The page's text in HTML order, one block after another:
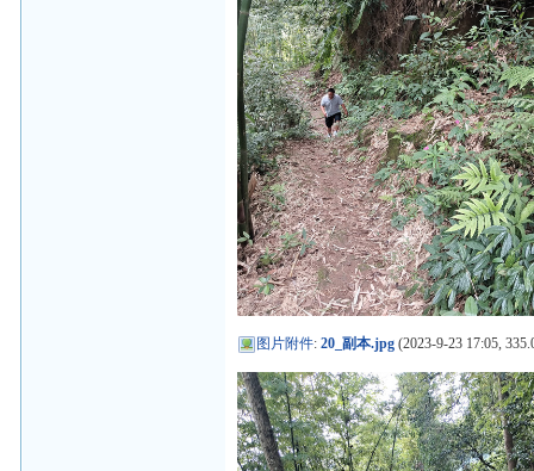
图片附件:20_副本.jpg (2023-9-23 17:05,